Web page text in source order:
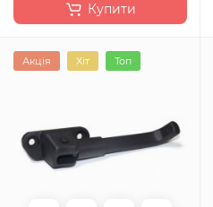
Купити
Акція Хіт Топ